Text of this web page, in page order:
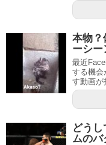
本物？
ーシー
最近
する機会
す動画が
どう
ムのバ